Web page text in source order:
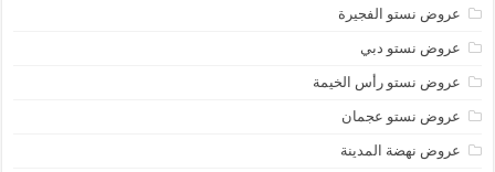
عروض نستو الفجيرة
عروض نستو دبي
عروض نستو رأس الخيمة
عروض نستو عجمان
عروض نهضة المدينة